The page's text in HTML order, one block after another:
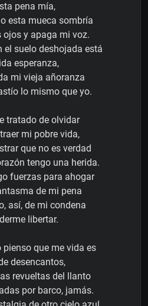
pena mía,
esta mueca sombría
ojos y apaga mi voz.
el suelo deshojada está
esperanza,
mi vieja añoranza
lo mismo que yo.
tratado de olvidar
mi pobre vida,
que no es verdad
tengo una herida.
fuerzas para ahogar
de mi pena
así, de mi condena
libertar.
pienso que me vida es
desencantos,
revueltas del llanto
por barco, jamás.